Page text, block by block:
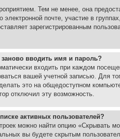
Тем не менее, она
почте, участие в
зарегистрированным
вводить имя и пароль?
входить при каждом
вашей учетной записью.
это на общедоступном
отключил эту возможность.
активных пользователей?
можно найти опцию «Скрывать
вы будете скрытым